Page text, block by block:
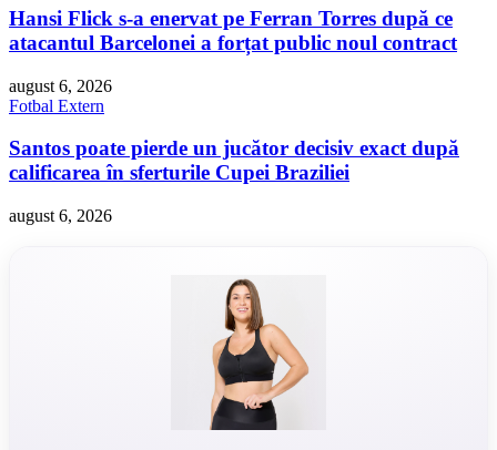
Hansi Flick s-a enervat pe Ferran Torres după ce
atacantul Barcelonei a forțat public noul contract
august 6, 2026
Fotbal Extern
Santos poate pierde un jucător decisiv exact după
calificarea în sferturile Cupei Braziliei
august 6, 2026